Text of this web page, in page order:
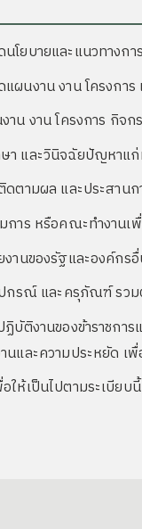
ยบายและแนวทางกา
นงาน งาน โครงกา
งาน โครงการ กิจก
า และวินิจฉัยปัญหาแ
ตามผล และประสานก
าร หรือคณะทำงานเพื่
านของรัฐและองค์กร
รณ์ และครุภัณฑ์ รวม
บัติงานของข้าราชกา
และความประหยัด เ
ให้เป็นไปตามระเบี